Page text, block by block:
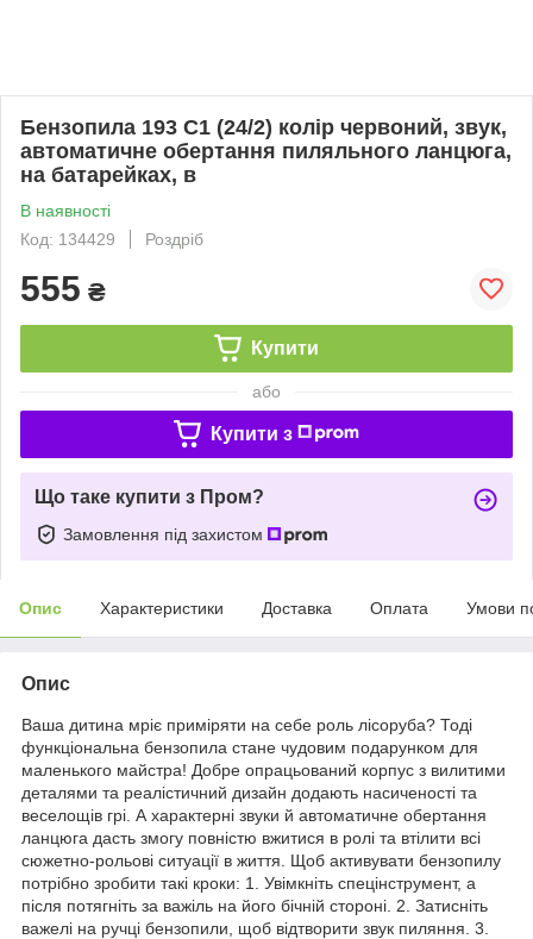
Бензопила 193 С1 (24/2) колір червоний, звук,
автоматичне обертання пиляльного ланцюга,
на батарейках, в
В наявності
Код: 134429
Роздріб
555 ₴
Купити
або
Купити з
Що таке купити з Пром?
Замовлення під захистом
Опис Характеристики Доставка Оплата Умови
Опис
Ваша дитина мріє приміряти на себе роль лісоруба? Тоді
функціональна бензопила стане чудовим подарунком для
маленького майстра! Добре опрацьований корпус з вилитими
деталями та реалістичний дизайн додають насиченості та
веселощів грі. А характерні звуки й автоматичне обертання
ланцюга дасть змогу повністю вжитися в ролі та втілити всі
сюжетно-рольові ситуації в життя. Щоб активувати бензопилу
потрібно зробити такі кроки: 1. Увімкніть спецінструмент, а
після потягніть за важіль на його бічній стороні. 2. Затисніть
важелі на ручці бензопили, щоб відтворити звук пиляння. 3.